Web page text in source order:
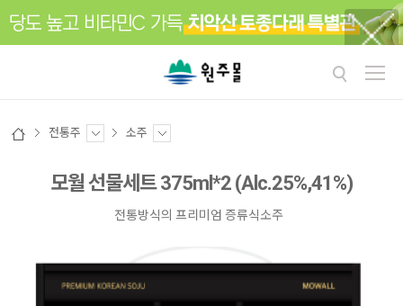
전통주 소주
모월 선물세트 375ml*2 (Alc.25%,41%)
전통방식의 프리미엄 증류식소주